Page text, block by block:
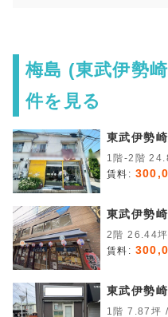
梅島 (東武伊勢
件を見る
東武伊勢
1階-
賃料:
東武伊勢
2階
賃料:
東武伊勢
1階 7.87